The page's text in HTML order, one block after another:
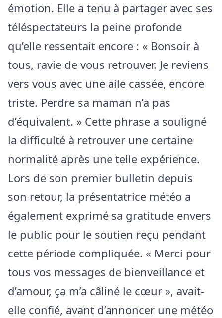
émotion. Elle a tenu à partager avec ses
téléspectateurs la peine profonde
qu’elle ressentait encore : « Bonsoir à
tous, ravie de vous retrouver. Je reviens
vers vous avec une aile cassée, encore
triste. Perdre sa maman n’a pas
d’équivalent. » Cette phrase a souligné
la difficulté à retrouver une certaine
normalité après une telle expérience.
Lors de son premier bulletin depuis
son retour, la présentatrice météo a
également exprimé sa gratitude envers
le public pour le soutien reçu pendant
cette période compliquée. « Merci pour
tous vos messages de bienveillance et
d’amour, ça m’a câliné le cœur », avait-
elle confié, avant d’annoncer une météo